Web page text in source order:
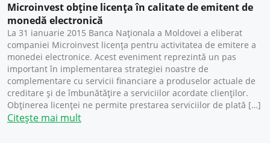
Microinvest obține licența în calitate de emitent de
monedă electronică
La 31 ianuarie 2015 Banca Naționala a Moldovei a eliberat
companiei Microinvest licența pentru activitatea de emitere a
monedei electronice. Acest eveniment reprezintă un pas
important în implementarea strategiei noastre de
complementare cu servicii financiare a produselor actuale de
creditare și de îmbunătățire a serviciilor acordate clienților.
Obținerea licenței ne permite prestarea serviciilor de plată […]
Citește mai mult